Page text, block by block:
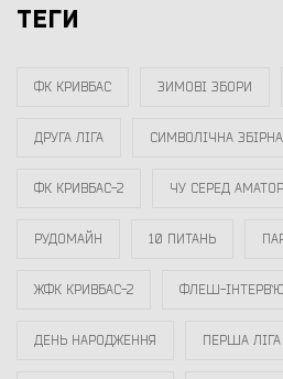
ТЕГИ
ФК КРИВБАС ЗИМОВІ ЗБОРИ
ДРУГА ЛІГА СИМВОЛІЧНА
ФК КРИВБАС-2 ЧУ СЕРЕД
РУДОМАЙН 10 ПИТАНЬ
ЖФК КРИВБАС-2 ФЛЕШ-ІНТЕРВ`Ю
ДЕНЬ НАРОДЖЕННЯ ПЕРША ЛІГА